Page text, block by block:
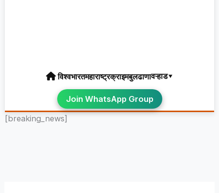
विश्वभारतमहाराष्ट्रक्राइमबुलढाणावऱ्हाड▾
Join WhatsApp Group
[breaking_news]